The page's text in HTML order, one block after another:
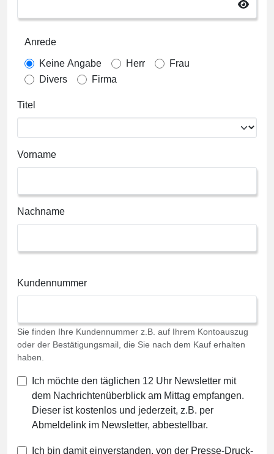
Anrede
Keine Angabe Herr
Frau
Divers
Firma
Titel
Vorname
Nachname
Kundennummer
Sie finden Ihre Kundennummer z.B. auf Ihrem Kontoauszug
oder der Bestätigungsmail, die Sie nach dem Kauf erhalten
haben.
Ich möchte den täglichen 12 Uhr Newsletter mit
dem Nachrichtenüberblick am Mittag empfangen.
Dieser ist kostenlos und jederzeit, z.B. per
Abmeldelink im Newsletter, abbestellbar.
Ich bin damit einverstanden, von der Presse-Druck-